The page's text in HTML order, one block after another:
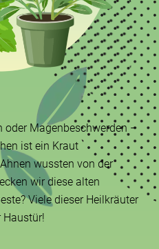
oder Magenbeschwerden –
ist ein Kraut
wussten von der
wir diese alten
Viele dieser Heilkräuter
Haustür!